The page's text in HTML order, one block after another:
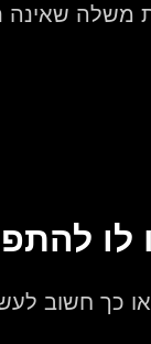
משלה
לו
או כך חשוב